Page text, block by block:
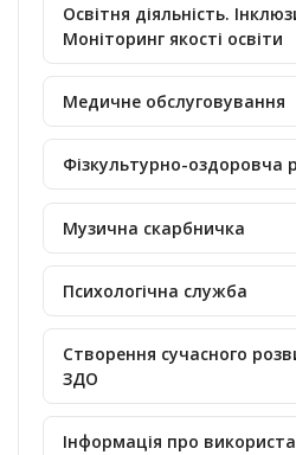
Освітня діяльність.
Моніторинг якості освіти
Медичне обслуговування
Фізкультурно-оздоровча
Музична скарбничка
Психологічна служба
Створення сучасного
ЗДО
Інформація про